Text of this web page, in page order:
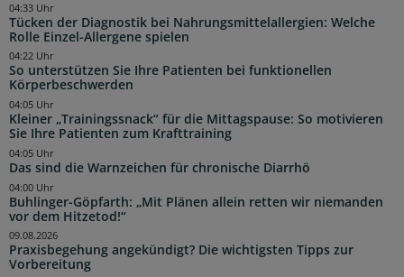
Tücken der Diagnostik bei Nahrungsmittelallergien: Welche
Rolle Einzel-Allergene spielen
04:33 Uhr
So unterstützen Sie Ihre Patienten bei funktionellen
Körperbeschwerden
04:22 Uhr
Kleiner „Trainingssnack“ für die Mittagspause: So motivieren
Sie Ihre Patienten zum Krafttraining
04:05 Uhr
Das sind die Warnzeichen für chronische Diarrhö
04:05 Uhr
Buhlinger-Göpfarth: „Mit Plänen allein retten wir niemanden
vor dem Hitzetod!“
04:00 Uhr
Praxisbegehung angekündigt? Die wichtigsten Tipps zur
Vorbereitung
09.08.2026